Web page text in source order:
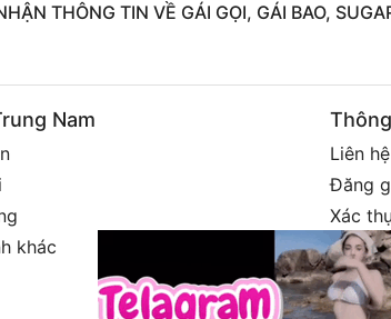
THÔNG TIN VỀ GÁI GỌI, GÁI BAO,
Nam
khác
Liên
Đăng
Xác
Group